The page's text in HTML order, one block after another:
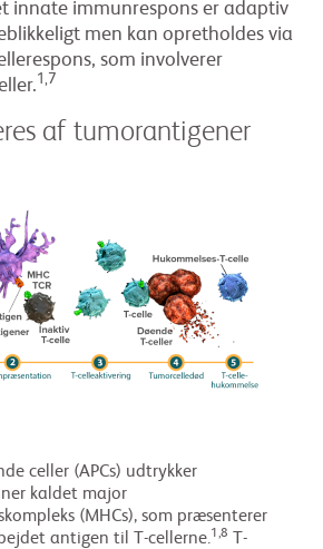
innate immunrespons er adaptiv
men kan opretholdes via
som involverer
1,7
af tumorantigener
celler (APCs) udtrykker
kaldet major
(MHCs), som præsenterer
antigen til T-cellerne.1,8
T-